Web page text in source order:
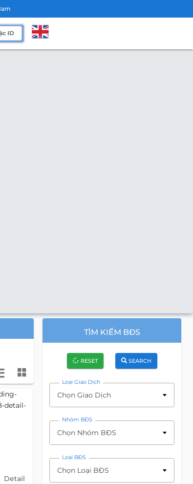
Detail
TÌM KIẾM BĐS
RESET SEARCH
Loại Giao Dịch
Chọn Giao Dịch
Nhóm BĐS
Chọn Nhóm BĐS
Loại BĐS
Chọn Loại BĐS